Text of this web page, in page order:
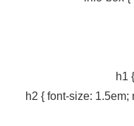
h1
h2 { font-size: